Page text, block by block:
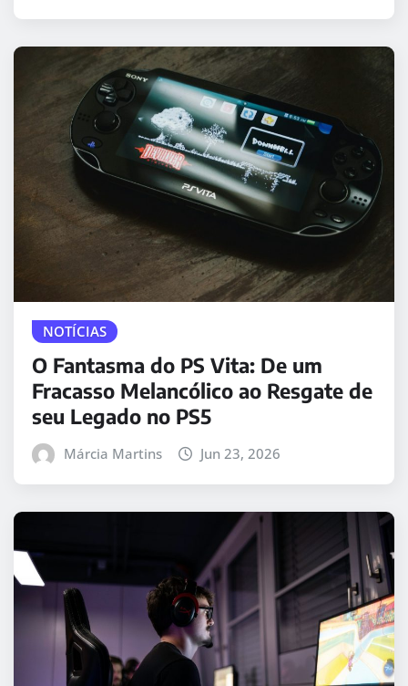
NOTÍCIAS
O Fantasma do PS Vita: De um
Fracasso Melancólico ao Resgate de
seu Legado no PS5
Márcia Martins Jun 23, 2026